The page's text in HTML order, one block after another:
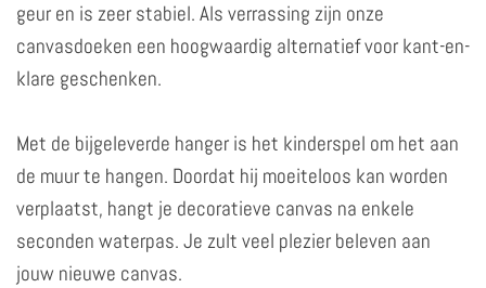
geur en is zeer stabiel. Als verrassing zijn onze
canvasdoeken een hoogwaardig alternatief voor kant-en-
klare geschenken.
Met de bijgeleverde hanger is het kinderspel om het aan
de muur te hangen. Doordat hij moeiteloos kan worden
verplaatst, hangt je decoratieve canvas na enkele
seconden waterpas. Je zult veel plezier beleven aan
jouw nieuwe canvas.